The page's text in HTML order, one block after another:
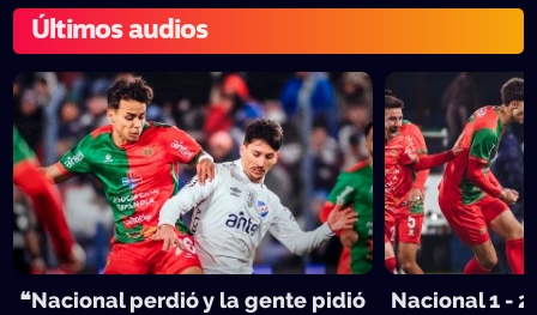
Últimos audios
❝Nacional perdió y la gente pidió
Nacional 1 -